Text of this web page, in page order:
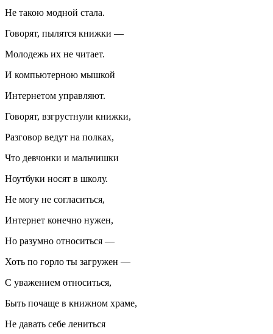
Не такою модной стала.
Говорят, пылятся книжки —
Молодежь их не читает.
И компьютерною мышкой
Интернетом управляют.
Говорят, взгрустнули книжки,
Разговор ведут на полках,
Что девчонки и мальчишки
Ноутбуки носят в школу.
Не могу не согласиться,
Интернет конечно нужен,
Но разумно относиться —
Хоть по горло ты загружен —
С уважением относиться,
Быть почаще в книжном храме,
Не давать себе лениться